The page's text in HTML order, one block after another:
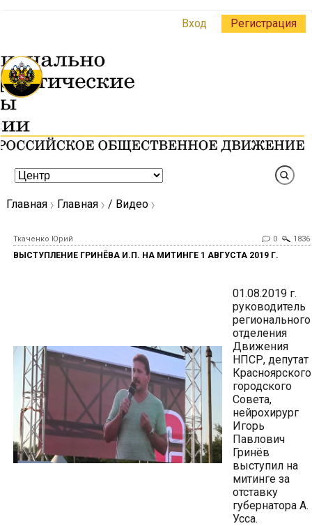
Вход Регистрация
Главная Главная / Видео
Ткаченко Юрий 0 1836
ВЫСТУПЛЕНИЕ ГРИНЁВА И.П. НА МИТИНГЕ 1 АВГУСТА 2019 Г.
01.08.2019 г.
руководитель
регионального
отделения
Движения
НПСР, депутат
Красноярского
городского
Совета,
нейрохирург
Игорь
Павлович
Гринёв
выступил на
митинге за
отставку
губернатора А.
Усса.